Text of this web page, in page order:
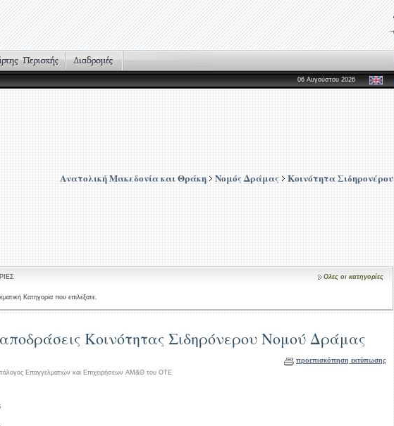
06 Αυγούστου 2026
Ανατολική Μακεδονία και Θράκη Νομός Δράμας Κοινότητα Σιδηρονέρου
Ολες οι κατηγορίες
Κατηγορία που επιλέξατε.
Κοινότητας Σιδηρόνερου Νομού Δράμας
Επαγγελματιών και Επιχειρήσεων ΑΜ&Θ του ΟΤΕ
προεπισκόπηση εκτύπωσης